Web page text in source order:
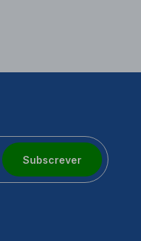
Subscrever